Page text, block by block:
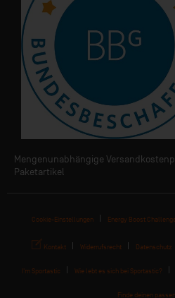
Mengenunabhängige
Paketartikel
Cookie-Einstellungen Energy Boost
Kontakt Widerrufsrecht Datenschutz
I'm Sportastic Wie lebt es sich bei Sportastic?
Finde deinen